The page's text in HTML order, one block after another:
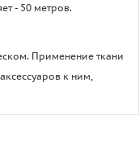
- 50 метров.
Применение ткани
к ним,